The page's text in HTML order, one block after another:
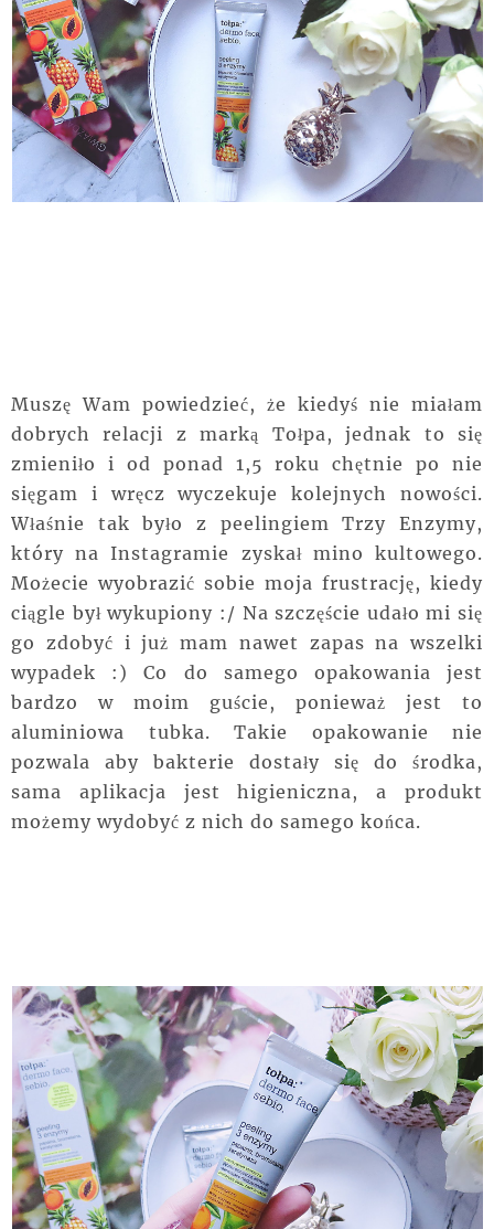
Muszę Wam powiedzieć, że kiedyś nie miałam
dobrych relacji z marką Tołpa, jednak to się
zmieniło i od ponad 1,5 roku chętnie po nie
sięgam i wręcz wyczekuje kolejnych nowości.
Właśnie tak było z peelingiem Trzy Enzymy,
który na Instagramie zyskał mino kultowego.
Możecie wyobrazić sobie moja frustrację, kiedy
ciągle był wykupiony :/ Na szczęście udało mi się
go zdobyć i już mam nawet zapas na wszelki
wypadek :) Co do samego opakowania jest
bardzo w moim guście, ponieważ jest to
aluminiowa tubka. Takie opakowanie nie
pozwala aby bakterie dostały się do środka,
sama aplikacja jest higieniczna, a produkt
możemy wydobyć z nich do samego końca.